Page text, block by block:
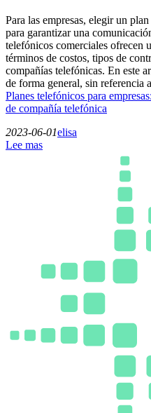
Para las empresas, elegir un
para garantizar una
telefónicos comerciales ofrecen
términos de costos, tipos de
compañías telefónicas. En este
de forma general, sin referencia
Planes telefónicos para
de compañía telefónica
2023-06-01elisa
Lee mas